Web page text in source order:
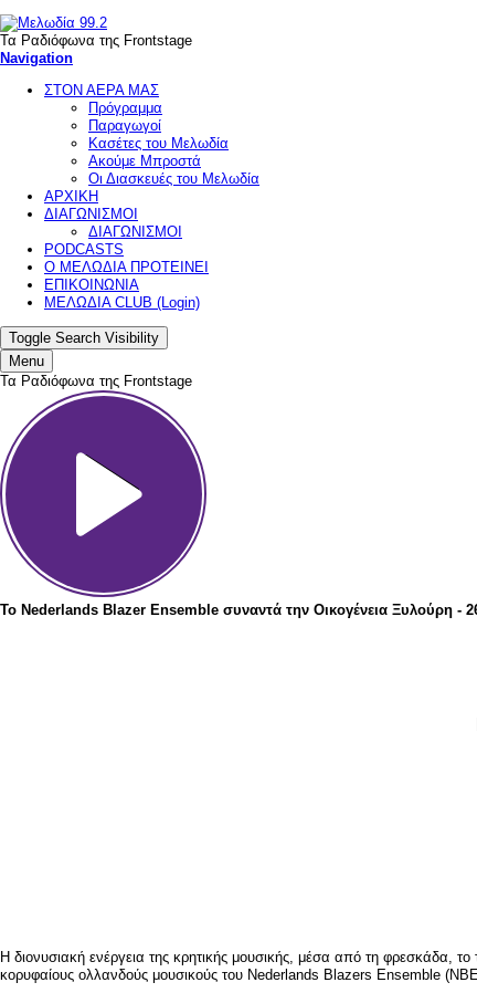
Τα Ραδιόφωνα της Frontstage
Navigation
ΣΤΟΝ ΑΕΡΑ ΜΑΣ
Πρόγραμμα
Παραγωγοί
Κασέτες του Μελωδία
Ακούμε Μπροστά
Οι Διασκευές του Μελωδία
ΑΡΧΙΚΗ
ΔΙΑΓΩΝΙΣΜΟΙ
ΔΙΑΓΩΝΙΣΜΟΙ
PODCASTS
Ο ΜΕΛΩΔΙΑ ΠΡΟΤΕΙΝΕΙ
ΕΠΙΚΟΙΝΩΝΙΑ
ΜΕΛΩΔΙΑ CLUB (Login)
Toggle Search Visibility
Menu
Τα Ραδιόφωνα της Frontstage
To Nederlands Blazer Ensemble συναντά την Οικογένεια Ξυλούρη -
Η διονυσιακή ενέργεια της κρητικής μουσικής, μέσα από τη φρεσκάδα,
κορυφαίους ολλανδούς μουσικούς του Nederlands Blazers Ensemble